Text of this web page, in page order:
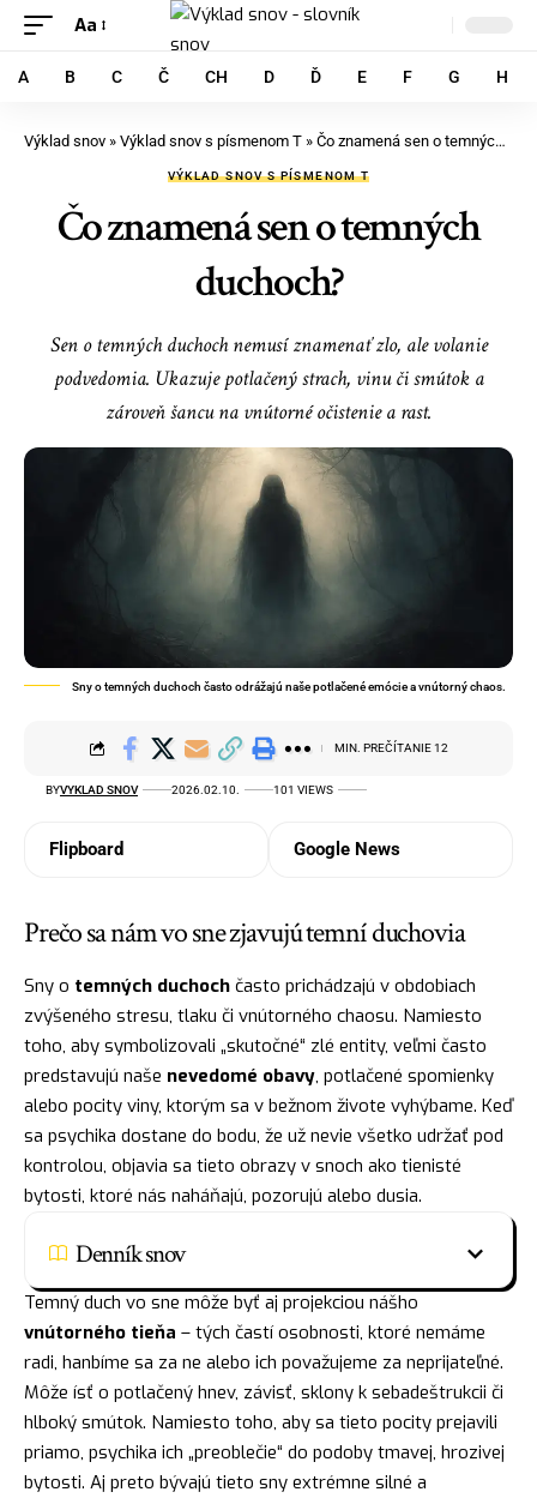
Aa
A B C Č CH D Ď E F G H
Výklad snov » Výklad snov s písmenom T » Čo znamená sen o temných duchoch?
VÝKLAD SNOV S PÍSMENOM T
Čo znamená sen o temných
duchoch?
Sen o temných duchoch nemusí znamenať zlo, ale volanie
podvedomia. Ukazuje potlačený strach, vinu či smútok a
zároveň šancu na vnútorné očistenie a rast.
Sny o temných duchoch často odrážajú naše potlačené emócie a vnútorný chaos.
BYVYKLAD SNOV 2026.02.10. 101 VIEWS
MIN. PREČÍTANIE 12
Flipboard Google News
Prečo sa nám vo sne zjavujú temní duchovia
Sny o temných duchoch často prichádzajú v obdobiach
zvýšeného stresu, tlaku či vnútorného chaosu. Namiesto
toho, aby symbolizovali „skutočné“ zlé entity, veľmi často
predstavujú naše nevedomé obavy, potlačené spomienky
alebo pocity viny, ktorým sa v bežnom živote vyhýbame. Keď
sa psychika dostane do bodu, že už nevie všetko udržať pod
kontrolou, objavia sa tieto obrazy v snoch ako tienisté
bytosti, ktoré nás naháňajú, pozorujú alebo dusia.
Denník snov
Temný duch vo sne môže byť aj projekciou nášho
vnútorného tieňa – tých častí osobnosti, ktoré nemáme
radi, hanbíme sa za ne alebo ich považujeme za neprijateľné.
Môže ísť o potlačený hnev, závisť, sklony k sebadeštrukcii či
hlboký smútok. Namiesto toho, aby sa tieto pocity prejavili
priamo, psychika ich „preoblečie“ do podoby tmavej, hrozivej
bytosti. Aj preto bývajú tieto sny extrémne silné a